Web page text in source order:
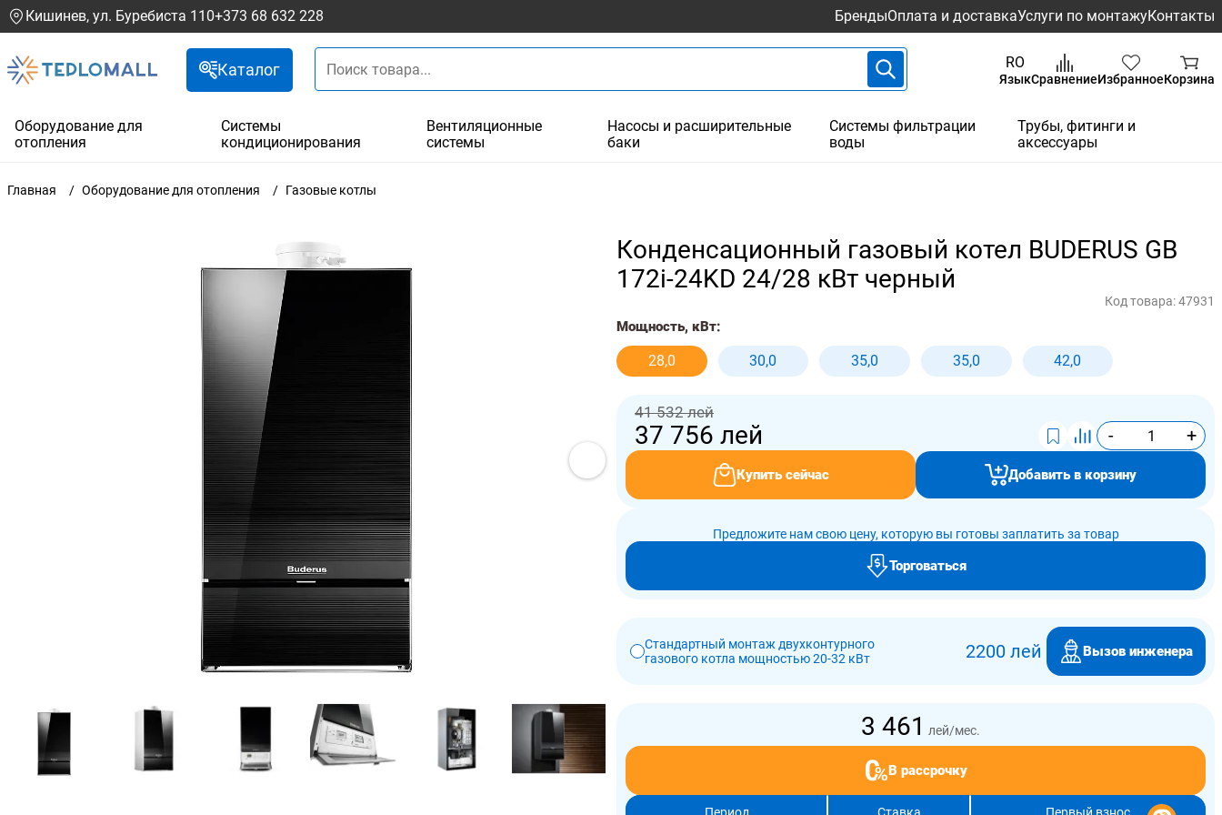
Кишинев, ул. Буребиста 110+373 68 632 228 БрендыОплата и доставкаУслуги по монтажуКонтакты
Каталог RO
ЯзыкСравнениеИзбранноеКорзина
Оборудование для
отопления
Системы
кондиционирования
Вентиляционные
системы
Насосы и расширительные
баки
Системы фильтрации
воды
Трубы, фитинги и
аксессуары
Главная Оборудование для отопления Газовые котлы
Конденсационный газовый котел BUDERUS GB
172i-24KD 24/28 кВт черный
Код товара:47931
Мощность, кВт:
28,0 30,0 35,0 35,0 42,0
41 532 лей
37 756 лей - +
Купить сейчас Добавить в корзину
Предложите нам свою цену, которую вы готовы заплатить за товар
Торговаться
Стандартный монтаж двухконтурного
газового котла мощностью 20-32 кВт
2200 лей Вызов инженера
3 461 лей/мес.
В рассрочку